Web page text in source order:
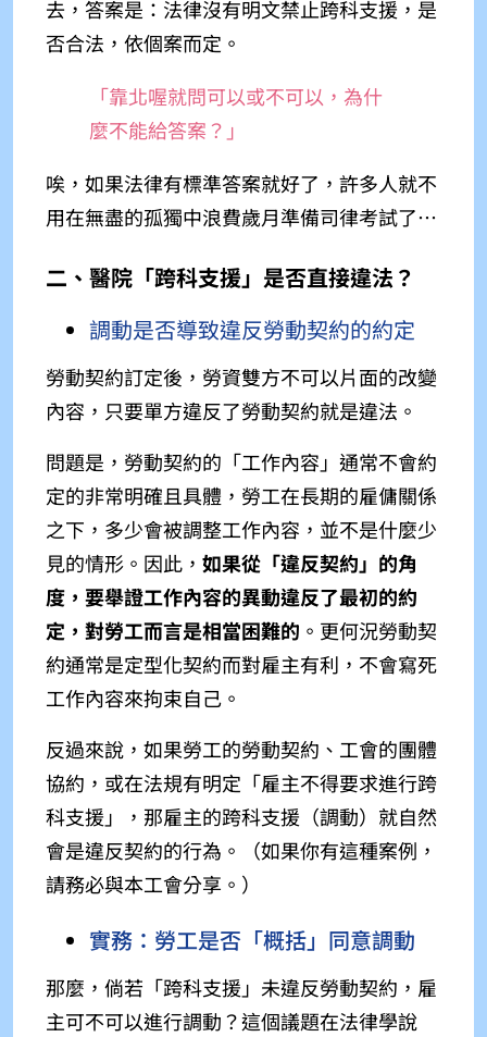
去，答案是：法律沒有明文禁止跨科支援，是
否合法，依個案而定。
「靠北喔就問可以或不可以，為什
麼不能給答案？」
唉，如果法律有標準答案就好了，許多人就不
用在無盡的孤獨中浪費歲月準備司律考試了⋯
二、醫院「跨科支援」是否直接違法？
調動是否導致違反勞動契約的約定
勞動契約訂定後，勞資雙方不可以片面的改變
內容，只要單方違反了勞動契約就是違法。
問題是，勞動契約的「工作內容」通常不會約
定的非常明確且具體，勞工在長期的雇傭關係
之下，多少會被調整工作內容，並不是什麼少
見的情形。因此， 如果從「違反契約」的角
度，要舉證工作內容的異動違反了最初的約
定，對勞工而言是相當困難的 。更何況勞動契
約通常是定型化契約而對雇主有利，不會寫死
工作內容來拘束自己。
反過來說，如果勞工的勞動契約、工會的團體
協約，或在法規有明定「雇主不得要求進行跨
科支援」，那雇主的跨科支援（調動）就自然
會是違反契約的行為。（如果你有這種案例，
請務必與本工會分享。）
實務：勞工是否「概括」同意調動
那麼，倘若「跨科支援」未違反勞動契約，雇
主可不可以進行調動？這個議題在法律學說